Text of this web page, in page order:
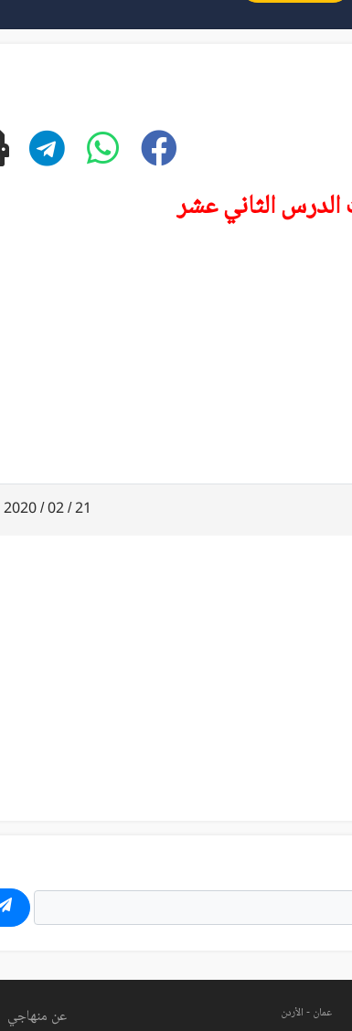
الدرس الثاني عشر
21 / 02 / 2020
عمان - الأردن
عن منهاجي